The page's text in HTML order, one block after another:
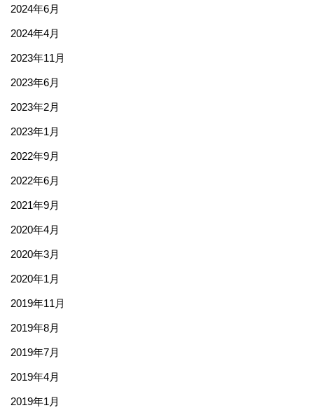
2024年6月
2024年4月
2023年11月
2023年6月
2023年2月
2023年1月
2022年9月
2022年6月
2021年9月
2020年4月
2020年3月
2020年1月
2019年11月
2019年8月
2019年7月
2019年4月
2019年1月